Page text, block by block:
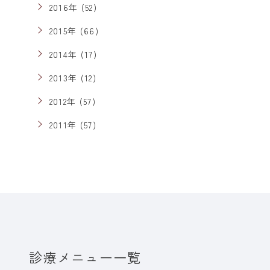
2016年 (52)
2015年 (66)
2014年 (17)
2013年 (12)
2012年 (57)
2011年 (57)
診療メニュー一覧